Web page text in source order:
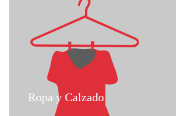
Ropa y Calzado